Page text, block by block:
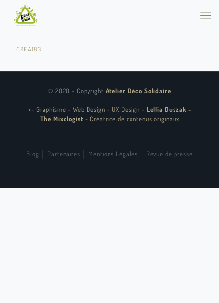
CREA183
© 2020 - Copyright Atelier Déco Solidaire
<- Graphisme - Web Design - UX Design - Lellia Duszak -
The Mixologist - Créatrice de contenus originaux
Blog Partenaires Mentions Légales Revue de presse